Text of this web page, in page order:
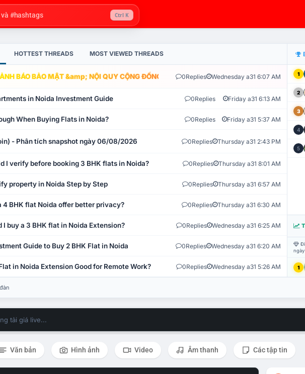
Ctrl K
HOTTEST THREADS MOST VIEWED THREADS
BÁO BẢO MẬT &amp; NỘI QUY CỘNG ĐỒNG VLIKE.VN: HỆ THỐNG GIÁM SÁT TỰ
0Replies Wednesday a31 6:07 AM
in Noida Investment Guide 0Replies Friday a31 6:13 AM
When Buying Flats in Noida? 0Replies Friday a31 5:37 AM
- Phân tích snapshot ngày 06/08/2026 0Replies Thursday a31 2:43 PM
I verify before booking 3 BHK flats in Noida? 0Replies Thursday a31 8:01 AM
property in Noida Step by Step 0Replies Thursday a31 6:57 AM
4 BHK flat Noida offer better privacy? 0Replies Thursday a31 6:30 AM
I buy a 3 BHK flat in Noida Extension? 0Replies Wednesday a31 6:25 AM
Guide to Buy 2 BHK Flat in Noida 0Replies Wednesday a31 6:20 AM
in Noida Extension Good for Remote Work? 0Replies Wednesday a31 5:26 AM
1
2
3
4
5
1
tải giá live...
Văn bản Hình ảnh Video Âm thanh Các tập tin